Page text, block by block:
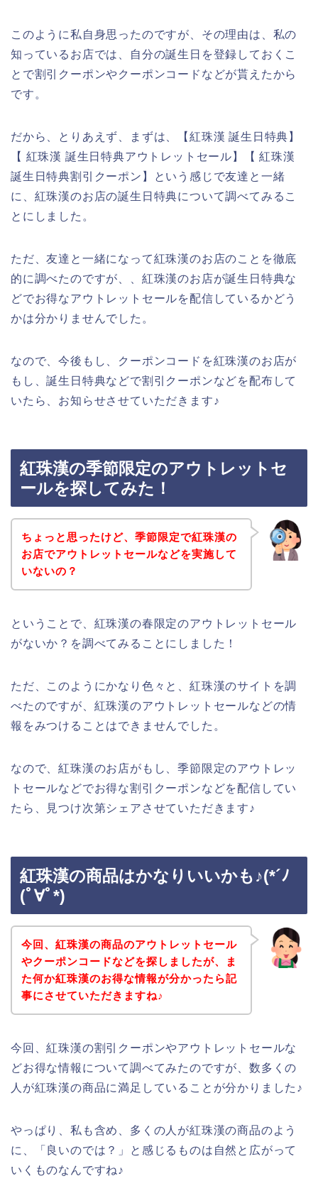
このように私自身思ったのですが、その理由は、私の
知っているお店では、自分の誕生日を登録しておくこ
とで割引クーポンやクーポンコードなどが貰えたから
です。
だから、とりあえず、まずは、【紅珠漢 誕生日特典】
【 紅珠漢 誕生日特典アウトレットセール】【 紅珠漢
誕生日特典割引クーポン】という感じで友達と一緒
に、紅珠漢のお店の誕生日特典について調べてみるこ
とにしました。
ただ、友達と一緒になって紅珠漢のお店のことを徹底
的に調べたのですが、、紅珠漢のお店が誕生日特典な
どでお得なアウトレットセールを配信しているかどう
かは分かりませんでした。
なので、今後もし、クーポンコードを紅珠漢のお店が
もし、誕生日特典などで割引クーポンなどを配布して
いたら、お知らせさせていただきます♪
紅珠漢の季節限定のアウトレットセ
ールを探してみた！
ちょっと思ったけど、季節限定で紅珠漢の
お店でアウトレットセールなどを実施して
いないの？
ということで、紅珠漢の春限定のアウトレットセール
がないか？を調べてみることにしました！
ただ、このようにかなり色々と、紅珠漢のサイトを調
べたのですが、紅珠漢のアウトレットセールなどの情
報をみつけることはできませんでした。
なので、紅珠漢のお店がもし、季節限定のアウトレッ
トセールなどでお得な割引クーポンなどを配信してい
たら、見つけ次第シェアさせていただきます♪
紅珠漢の商品はかなりいいかも♪(*´ﾉ
(ﾟ∀ﾟ*)
今回、紅珠漢の商品のアウトレットセール
やクーポンコードなどを探しましたが、ま
た何か紅珠漢のお得な情報が分かったら記
事にさせていただきますね♪
今回、紅珠漢の割引クーポンやアウトレットセールな
どお得な情報について調べてみたのですが、数多くの
人が紅珠漢の商品に満足していることが分かりました♪
やっぱり、私も含め、多くの人が紅珠漢の商品のよう
に、「良いのでは？」と感じるものは自然と広がって
いくものなんですね♪